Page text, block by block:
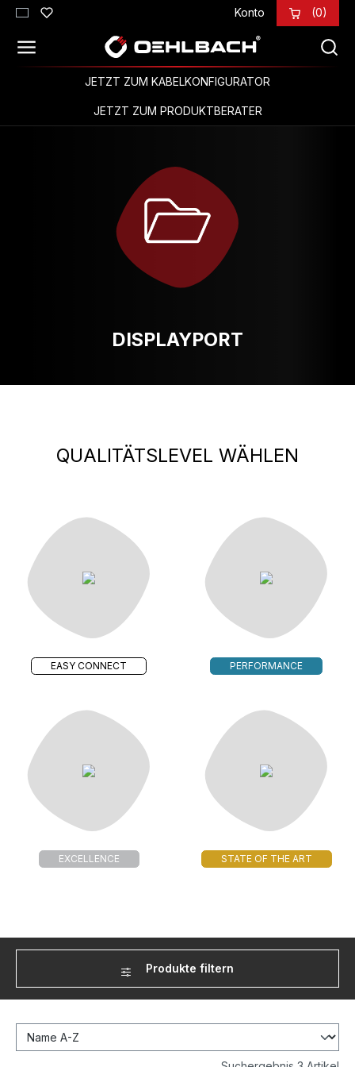
Zum Hauptinhalt springen Konto (0)
JETZT ZUM KABELKONFIGURATOR
JETZT ZUM PRODUKTBERATER
DISPLAYPORT
QUALITÄTSLEVEL WÄHLEN
EASY CONNECT PERFORMANCE
EXCELLENCE STATE OF THE ART
Produkte filtern